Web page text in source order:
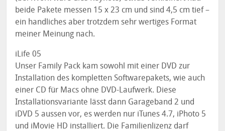
beide Pakete messen 15 x 23 cm und sind 4,5 cm tief –
ein handliches aber trotzdem sehr wertiges Format
meiner Meinung nach.
iLife 05
Unser Family Pack kam sowohl mit einer DVD zur
Installation des kompletten Softwarepakets, wie auch
einer CD für Macs ohne DVD-Laufwerk. Diese
Installationsvariante lässt dann Garageband 2 und
iDVD 5 aussen vor, es werden nur iTunes 4.7, iPhoto 5
und iMovie HD installiert. Die Familienlizenz darf